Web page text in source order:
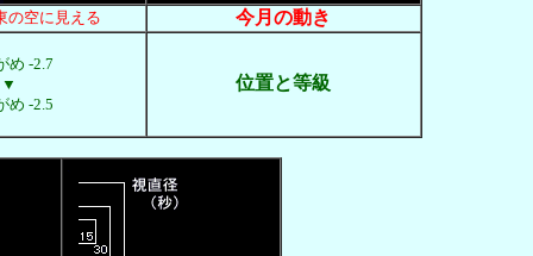
空に見える 今月の動き
め -2.7
▼
め -2.5
位置と等級